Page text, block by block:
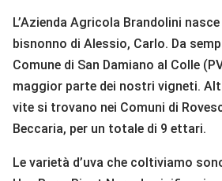
L’Azienda Agricola Brandolini
bisnonno di Alessio, Carlo. Da
Comune di San Damiano al Colle
maggior parte dei nostri vigneti.
vite si trovano nei Comuni di
Beccaria, per un totale di 9 ettari.
Le varietà d’uva che coltiviamo